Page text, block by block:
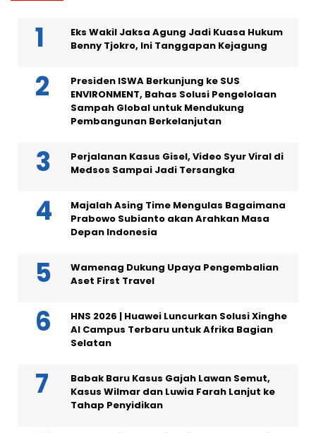
Eks Wakil Jaksa Agung Jadi Kuasa Hukum
Benny Tjokro, Ini Tanggapan Kejagung
Presiden ISWA Berkunjung ke SUS
ENVIRONMENT, Bahas Solusi Pengelolaan
Sampah Global untuk Mendukung
Pembangunan Berkelanjutan
Perjalanan Kasus Gisel, Video Syur Viral di
Medsos Sampai Jadi Tersangka
Majalah Asing Time Mengulas Bagaimana
Prabowo Subianto akan Arahkan Masa
Depan Indonesia
Wamenag Dukung Upaya Pengembalian
Aset First Travel
HNS 2026 | Huawei Luncurkan Solusi Xinghe
AI Campus Terbaru untuk Afrika Bagian
Selatan
Babak Baru Kasus Gajah Lawan Semut,
Kasus Wilmar dan Luwia Farah Lanjut ke
Tahap Penyidikan